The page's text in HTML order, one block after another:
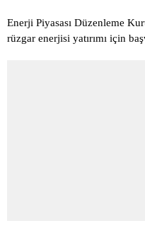
Enerji Piyasası Düzenleme
rüzgar enerjisi yatırımı için